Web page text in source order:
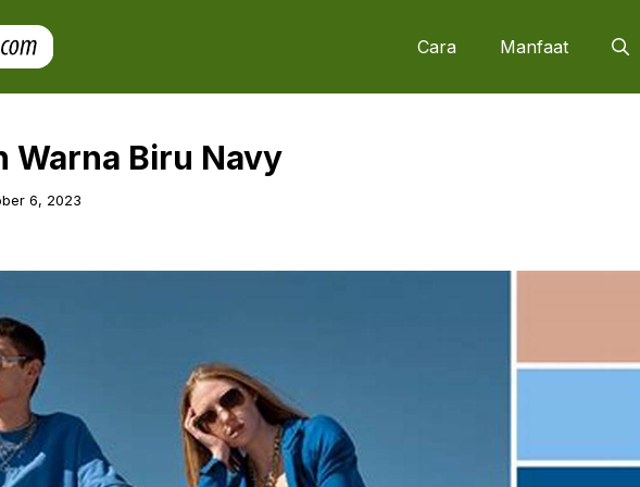
Cara Manfaat
Warna Biru Navy
6, 2023